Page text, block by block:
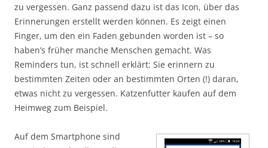
zu vergessen. Ganz passend dazu ist das Icon, über das
Erinnerungen erstellt werden können. Es zeigt einen
Finger, um den ein Faden gebunden worden ist – so
haben’s früher manche Menschen gemacht. Was
Reminders tun, ist schnell erklärt: Sie erinnern zu
bestimmten Zeiten oder an bestimmten Orten (!) daran,
etwas nicht zu vergessen. Katzenfutter kaufen auf dem
Heimweg zum Beispiel.
Auf dem Smartphone sind